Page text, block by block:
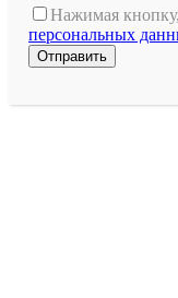
это
поле
пустым.
Нажимая
персональных